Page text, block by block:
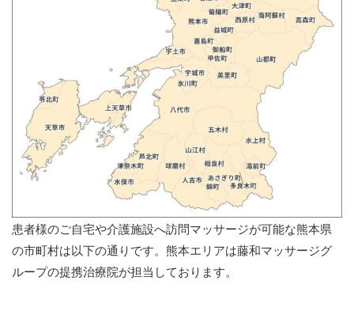
患者様のご自宅や介護施設へ訪問マッサージが可能な熊本県
の市町村は以下の通りです。熊本エリアは藤和マッサージグ
ループの提携治療院が担当しております。